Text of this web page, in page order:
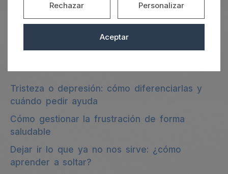
Tristeza o depresión: cómo diferenciarlas y
cuándo pedir ayuda
Cómo gestionar la frustración de forma
saludable
Dejar ir lo que ya no nos sirve: ¿cómo
aprender a soltar?
Aceptar
Rechazar Personalizar